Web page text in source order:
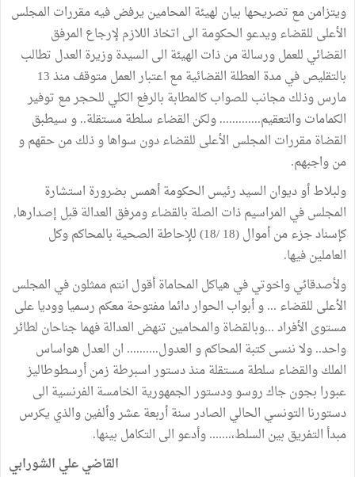
ويتزامن مع تصريحها بيان لهيئة المحامين يرفض فيه مقررات المجلس
الأعلى للقضاء ويدعو الحكومة الى اتخاذ اللازم لإرجاع المرفق
القضائي للعمل ورسالة من ذات الهيئة الى السيدة وزيرة العدل تطالب
بالتقليص في مدة العطلة القضائية مع اعتبار العمل متوقف منذ 13
مارس وذلك مجانب للصواب كالمطابة بالرفع الكلي للحجر مع توفير
الكمامات والتعقيم............. ولكن القضاء سلطة مستقلة.. و سيطبق
القضاة مقررات المجلس الأعلى للقضاء دون سواها و ذلك من حقهم و
من واجبهم.
ولبلاط أو ديوان السيد رئيس الحكومة أهمس بضرورة استشارة
المجلس في المراسيم ذات الصلة بالقضاء ومرفق العدالة قبل إصدارها,
كإسناد جزء من أموال (18 /18) للإحاطة الصحية بالمحاكم وكل
العاملين فيها.
ولأصدقائي واخوتي في هياكل المحاماة أقول انتم ممثلون في المجلس
الأعلى للقضاء ... و أبواب الحوار دائما مفتوحة معكم رسميا ووديا على
مستوى الأفراد ...وبالقضاة والمحامين تنهض العدالة فهما جناحان لطائر
واحد.. ولا ننسى كتبة المحاكم و العدول.......... ان العدل هواساس
الملك والقضاء سلطة مستقلة منذ دستور اسبرطة زمن أرسطوطاليز
عبورا بجون جاك روسو ودستور الجمهورية الخامسة الفرنسية الى
دستورنا التونسي الحالي الصادر سنة أربعة عشر وألفين والذي يكرس
مبدأ التفريق بين السلط،....... وأدعو الى التكامل بينها.
القاضي علي الشورابي